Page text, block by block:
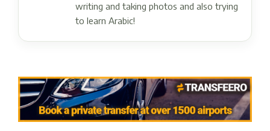
writing and taking photos and also trying
to learn Arabic!